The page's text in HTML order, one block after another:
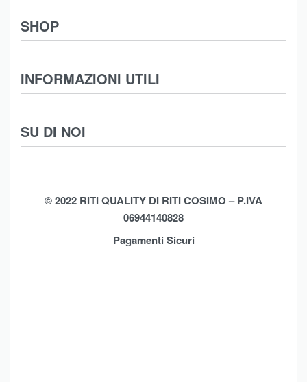
SHOP
Abbigliamento
Intimo
Moda Mare
SU DI NOI
Shop
INFORMAZIONI UTILI
Termini e Condizioni
Spedizioni
Privacy Policy
© 2022 RITI QUALITY DI RITI COSIMO – P.IVA
06944140828
Pagamenti Sicuri